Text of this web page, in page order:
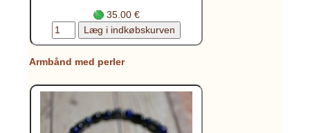
35.00 €
Armbånd med perler